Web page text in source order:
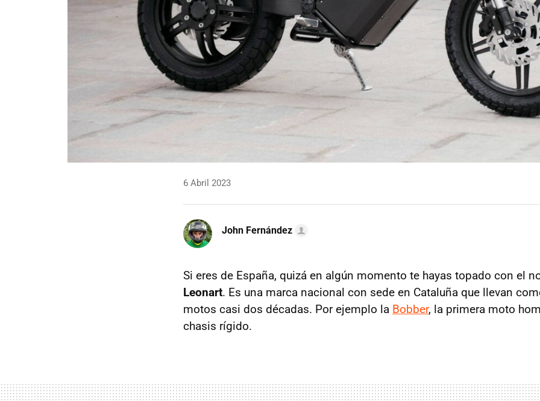
6 Abril 2023
John Fernández
Si eres de España, quizá en algún momento te hayas topado con el
Leonart. Es una marca nacional con sede en Cataluña que llevan
motos casi dos décadas. Por ejemplo la Bobber, la primera moto
chasis rígido.